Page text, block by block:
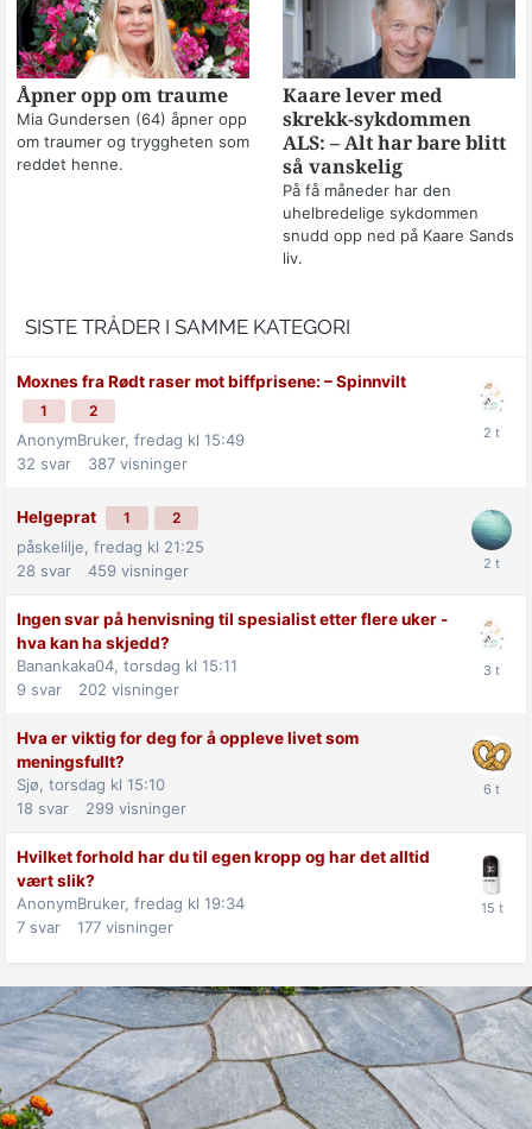
Åpner opp om traume
Mia Gundersen (64) åpner opp
om traumer og tryggheten som
reddet henne.
Kaare lever med
skrekk-sykdommen
ALS: – Alt har bare blitt
så vanskelig
På få måneder har den
uhelbredelige sykdommen
snudd opp ned på Kaare Sands
liv.
SISTE TRÅDER I SAMME KATEGORI
Moxnes fra Rødt raser mot biff­prisene: –⁠ Spinnvilt
1 2
AnonymBruker, fredag kl 15:49
32 svar 387 visninger
Helgeprat 1 2
påskelilje, fredag kl 21:25
28 svar 459 visninger
Ingen svar på henvisning til spesialist etter flere uker -
hva kan ha skjedd?
Banankaka04, torsdag kl 15:11
9 svar 202 visninger
Hva er viktig for deg for å oppleve livet som
meningsfullt?
Sjø, torsdag kl 15:10
18 svar 299 visninger
Hvilket forhold har du til egen kropp og har det alltid
vært slik?
AnonymBruker, fredag kl 19:34
7 svar 177 visninger